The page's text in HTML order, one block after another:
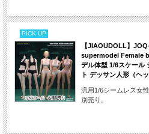
PICK UP
【JIAOUDOLL】
supermodel Female
デル体型 1/6スケール
ト デッサン人形（ヘッ
汎用1/6シームレス女
別売り。